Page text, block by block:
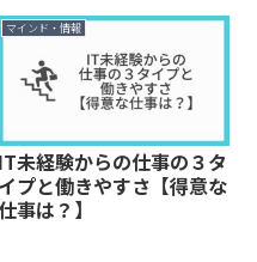
マインド・情報
IT未経験からの仕事の３タ
イプと働きやすさ【得意な
事は？】